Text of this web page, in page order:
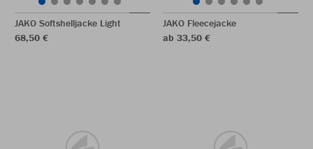
JAKO Softshelljacke Light
68,50 €
JAKO Fleecejacke
ab 33,50 €